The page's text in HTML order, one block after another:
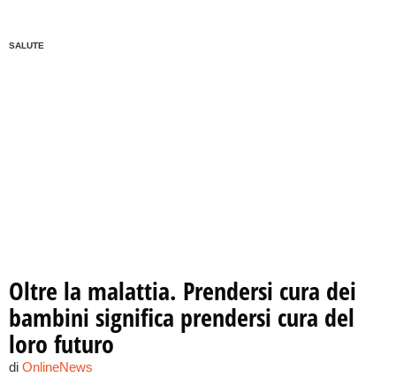
SALUTE
Oltre la malattia. Prendersi cura dei
bambini significa prendersi cura del
loro futuro
di OnlineNews